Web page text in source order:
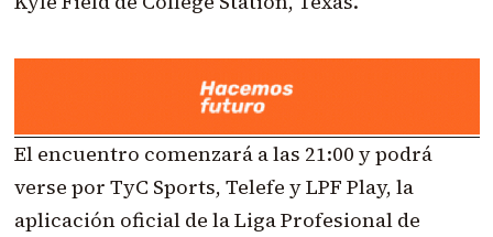
El encuentro comenzará a las 21:00 y podrá
verse por TyC Sports, Telefe y LPF Play, la
aplicación oficial de la Liga Profesional de